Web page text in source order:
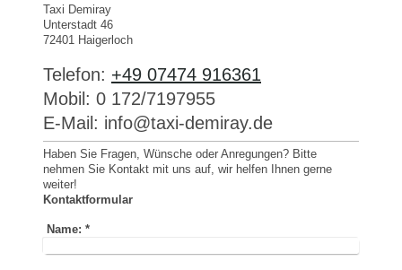
Taxi Demiray
Unterstadt 46
72401 Haigerloch
Telefon: +49 07474 916361
Mobil: 0 172/7197955
E-Mail: info@taxi-demiray.de
Haben Sie Fragen, Wünsche oder Anregungen? Bitte
nehmen Sie Kontakt mit uns auf, wir helfen Ihnen gerne
weiter!
Kontaktformular
Name: *